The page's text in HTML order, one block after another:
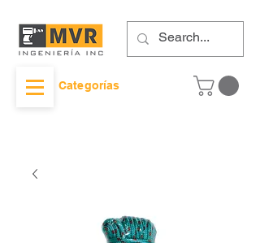
Categorías